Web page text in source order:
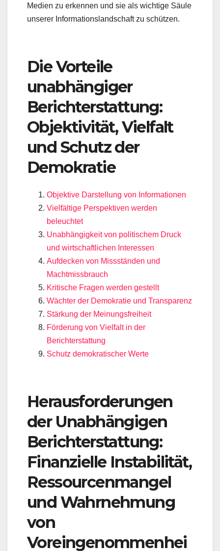
Medien zu erkennen und sie als wichtige Säule
unserer Informationslandschaft zu schützen.
Die Vorteile
unabhängiger
Berichterstattung:
Objektivität, Vielfalt
und Schutz der
Demokratie
Objektive Darstellung von Informationen
Vielfältige Perspektiven werden
beleuchtet
Unabhängigkeit von politischem Druck
und wirtschaftlichen Interessen
Aufdecken von Missständen und
Machtmissbrauch
Kritische Fragen werden gestellt
Wächter der Demokratie und Transparenz
Stärkung der Meinungsfreiheit
Förderung von Vielfalt in der
Berichterstattung
Schutz demokratischer Werte
Herausforderungen
der Unabhängigen
Berichterstattung:
Finanzielle Instabilität,
Ressourcenmangel
und Wahrnehmung
von
Voreingenommenhei